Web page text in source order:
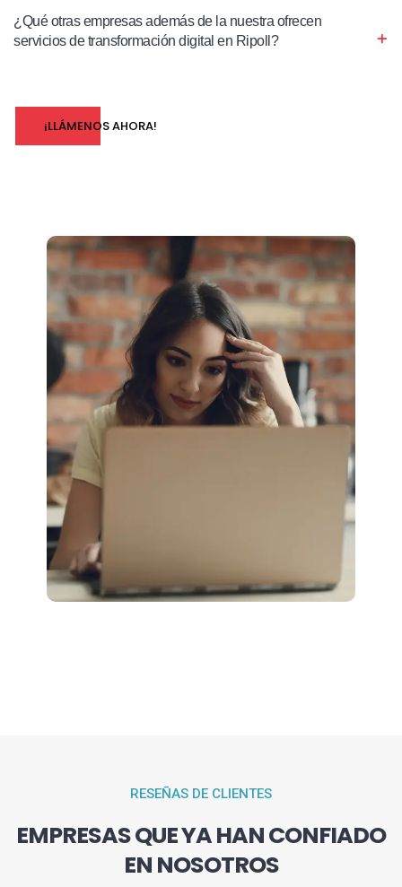
¿Qué otras empresas además de la nuestra ofrecen
servicios de transformación digital en Ripoll?
¡LLÁMENOS AHORA!
RESEÑAS DE CLIENTES
EMPRESAS QUE YA HAN CONFIADO
EN NOSOTROS